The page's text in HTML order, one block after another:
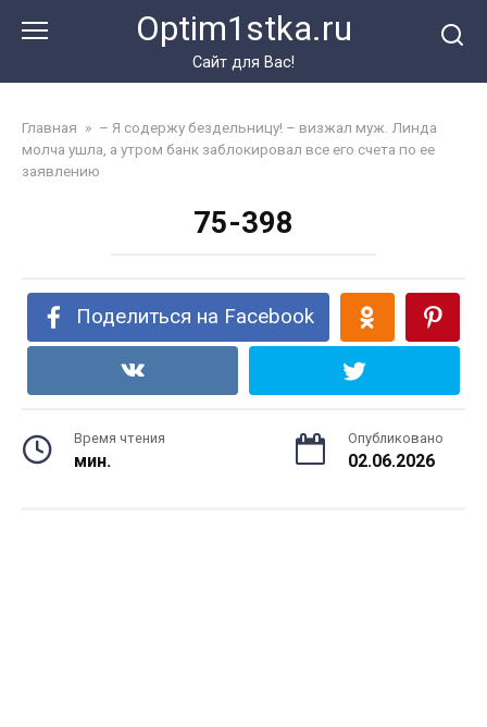
Optim1stka.ru
Сайт для Вас!
Главная » – Я содержу бездельницу! – визжал муж. Линда
молча ушла, а утром банк заблокировал все его счета по ее
заявлению
75-398
Поделиться на Facebook
Время чтения
мин.
Опубликовано
02.06.2026